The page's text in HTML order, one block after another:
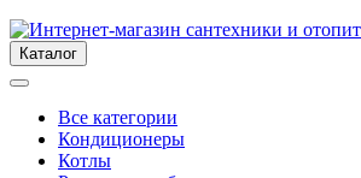
Каталог
Все категории
Кондиционеры
Котлы